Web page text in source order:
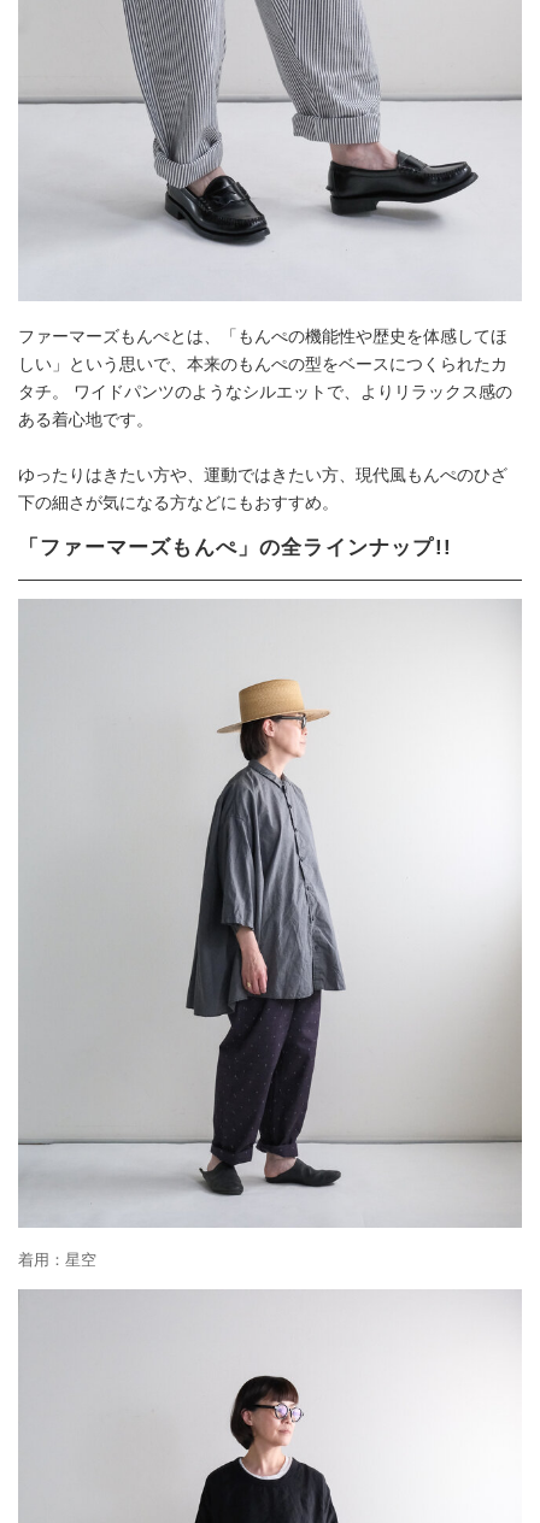
ファーマーズもんぺとは、「もんぺの機能性や歴史を体感してほ
しい」という思いで、本来のもんぺの型をベースにつくられたカ
タチ。 ワイドパンツのようなシルエットで、よりリラックス感の
ある着心地です。
ゆったりはきたい方や、運動ではきたい方、現代風もんぺのひざ
下の細さが気になる方などにもおすすめ。
「ファーマーズもんぺ」の全ラインナップ!!
着用：星空